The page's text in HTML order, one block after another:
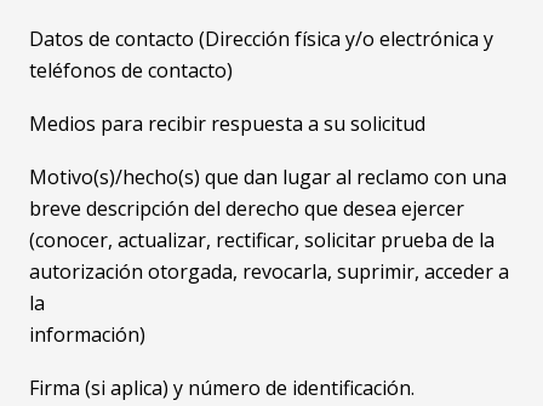
Datos de contacto (Dirección física y/o electrónica y
teléfonos de contacto)
Medios para recibir respuesta a su solicitud
Motivo(s)/hecho(s) que dan lugar al reclamo con una
breve descripción del derecho que desea ejercer
(conocer, actualizar, rectificar, solicitar prueba de la
autorización otorgada, revocarla, suprimir, acceder a
la
información)
Firma (si aplica) y número de identificación.